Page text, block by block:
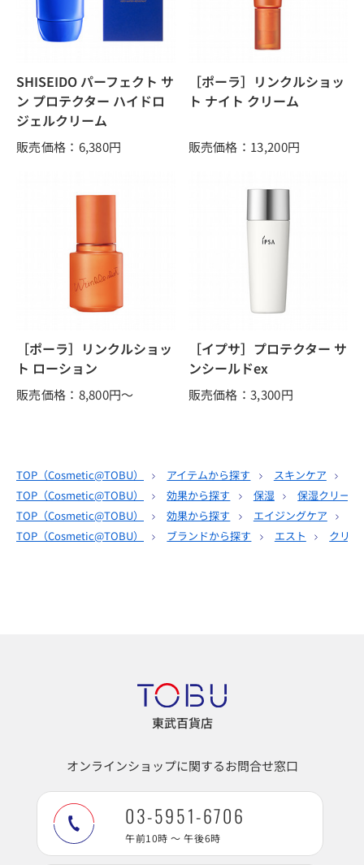
SHISEIDO パーフェクト サ
ン プロテクター ハイドロ
ジェルクリーム
販売価格：6,380円
［ポーラ］リンクルショッ
ト ナイト クリーム
販売価格：13,200円
［ポーラ］リンクルショッ
ト ローション
販売価格：8,800円～
［イプサ］プロテクター サ
ンシールドex
販売価格：3,300円
TOP（Cosmetic@TOBU） アイテムから探す スキンケア
TOP（Cosmetic@TOBU） 効果から探す 保湿
保湿クリーム
TOP（Cosmetic@TOBU） 効果から探す エイジングケア
TOP（Cosmetic@TOBU） ブランドから探す エスト クリー
東武百貨店
オンラインショップに関するお問合せ窓口
03-5951-6706
午前10時 ～ 午後6時